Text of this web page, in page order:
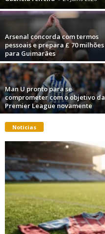
Arsenal concorda com termos
pessoais e prepara £ 70 milhões
para Guimarães
Man U pronto para se
comprometer com o objetivo da
Premier League novamente
Noticias